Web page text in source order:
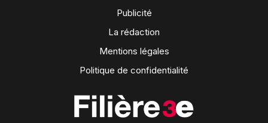
Publicité
La rédaction
Mentions légales
Politique de confidentialité